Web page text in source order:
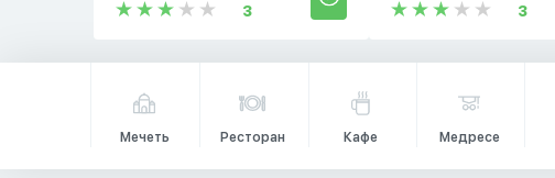
3
3
Мечеть Ресторан Кафе Медресе